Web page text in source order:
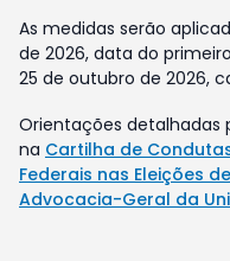
As medidas serão
de 2026, data do
25 de outubro de 2026,
Orientações detalhadas
na Cartilha de
Federais nas Eleições
Advocacia-Geral da